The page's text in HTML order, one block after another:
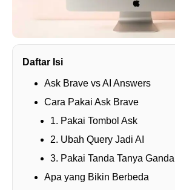
Daftar Isi
Ask Brave vs AI Answers
Cara Pakai Ask Brave
1. Pakai Tombol Ask
2. Ubah Query Jadi AI
3. Pakai Tanda Tanya Ganda
Apa yang Bikin Berbeda